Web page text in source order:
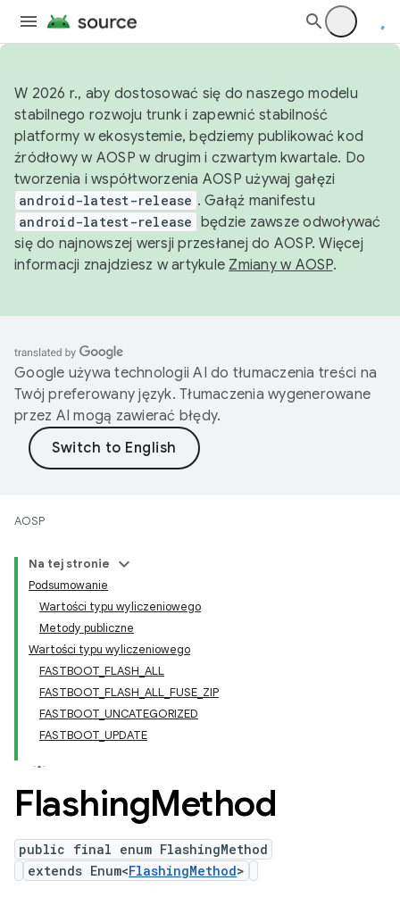
W 2026 r., aby dostosować się do naszego modelu
stabilnego rozwoju trunk i zapewnić stabilność
platformy w ekosystemie, będziemy publikować kod
źródłowy w AOSP w drugim i czwartym kwartale. Do
tworzenia i współtworzenia AOSP używaj gałęzi
android-latest-release . Gałąź manifestu
android-latest-release będzie zawsze odwoływać
się do najnowszej wersji przesłanej do AOSP. Więcej
informacji znajdziesz w artykule Zmiany w AOSP.
Google używa technologii AI do tłumaczenia treści na
Twój preferowany język. Tłumaczenia wygenerowane
przez AI mogą zawierać błędy.
AOSP
Na tej stronie
Podsumowanie
Wartości typu wyliczeniowego
Metody publiczne
Wartości typu wyliczeniowego
FASTBOOT_FLASH_ALL
FASTBOOT_FLASH_ALL_FUSE_ZIP
FASTBOOT_UNCATEGORIZED
FASTBOOT_UPDATE
FlashingMethod
public final enum FlashingMethod
extends Enum<FlashingMethod>